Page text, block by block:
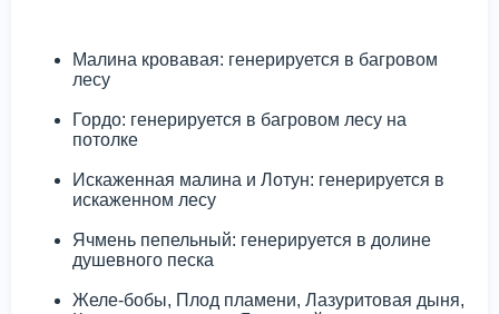
Малина кровавая: генерируется в багровом
лесу
Гордо: генерируется в багровом лесу на
потолке
Искаженная малина и Лотун: генерируется в
искаженном лесу
Ячмень пепельный: генерируется в долине
душевного песка
Желе-бобы, Плод пламени, Лазуритовая дыня,